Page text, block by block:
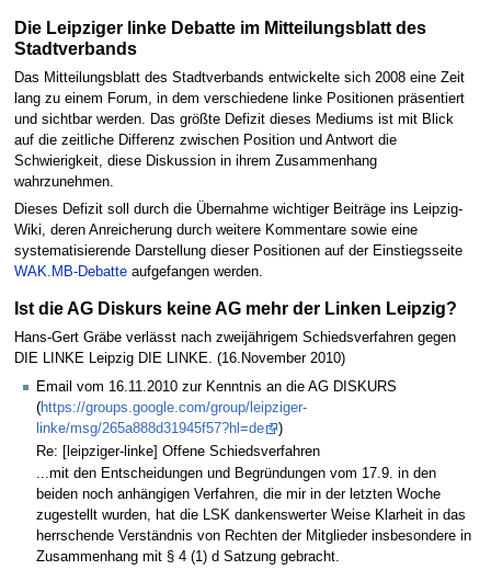
Die Leipziger linke Debatte im Mitteilungsblatt des
Stadtverbands
Das Mitteilungsblatt des Stadtverbands entwickelte sich 2008 eine Zeit
lang zu einem Forum, in dem verschiedene linke Positionen präsentiert
und sichtbar werden. Das größte Defizit dieses Mediums ist mit Blick
auf die zeitliche Differenz zwischen Position und Antwort die
Schwierigkeit, diese Diskussion in ihrem Zusammenhang
wahrzunehmen.
Dieses Defizit soll durch die Übernahme wichtiger Beiträge ins Leipzig-
Wiki, deren Anreicherung durch weitere Kommentare sowie eine
systematisierende Darstellung dieser Positionen auf der Einstiegsseite
WAK.MB-Debatteaufgefangen werden.
Ist die AG Diskurs keine AG mehr der Linken Leipzig?
Hans-Gert Gräbe verlässt nach zweijährigem Schiedsverfahren gegen
DIE LINKE Leipzig DIE LINKE. (16.November 2010)
Email vom 16.11.2010 zur Kenntnis an die AG DISKURS
(https://groups.google.com/group/leipziger-
linke/msg/265a888d31945f57?hl=de
)
Re: [leipziger-linke] Offene Schiedsverfahren
...mit den Entscheidungen und Begründungen vom 17.9. in den
beiden noch anhängigen Verfahren, die mir in der letzten Woche
zugestellt wurden, hat die LSK dankenswerter Weise Klarheit in das
herrschende Verständnis von Rechten der Mitglieder insbesondere in
Zusammenhang mit § 4 (1) d Satzung gebracht.